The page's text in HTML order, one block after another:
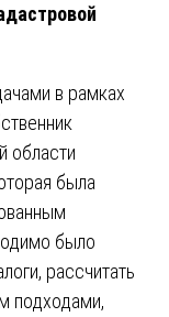
в рамках
области
была
было
рассчитать
подходами,